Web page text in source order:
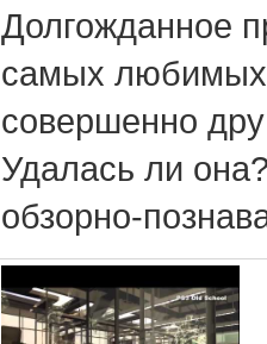
Долгожданное
самых любимых
совершенно
Удалась ли
обзорно-